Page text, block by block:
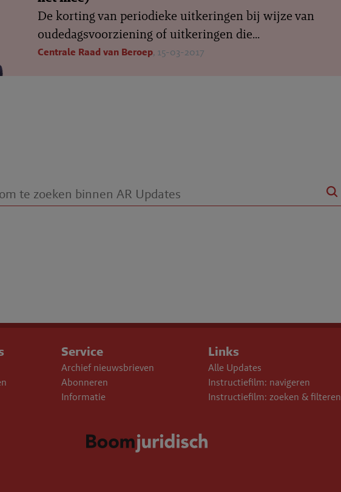
De korting van periodieke uitkeringen bij wijze van
oudedagsvoorziening of uitkeringen die...
Centrale Raad van Beroep, 15-03-2017
Service
Archief nieuwsbrieven
Abonneren
Informatie
Links
Alle Updates
Instructiefilm: navigeren
Instructiefilm: zoeken & filteren